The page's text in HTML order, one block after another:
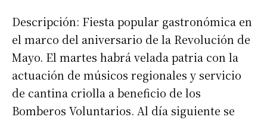
Descripción: Fiesta popular gastronómica en
el marco del aniversario de la Revolución de
Mayo. El martes habrá velada patria con la
actuación de músicos regionales y servicio
de cantina criolla a beneficio de los
Bomberos Voluntarios. Al día siguiente se